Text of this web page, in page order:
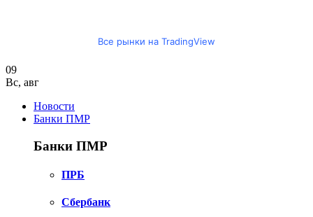
Все рынки на TradingView
09
Вс, авг
Новости
Банки ПМР
Банки ПМР
ПРБ
Сбербанк